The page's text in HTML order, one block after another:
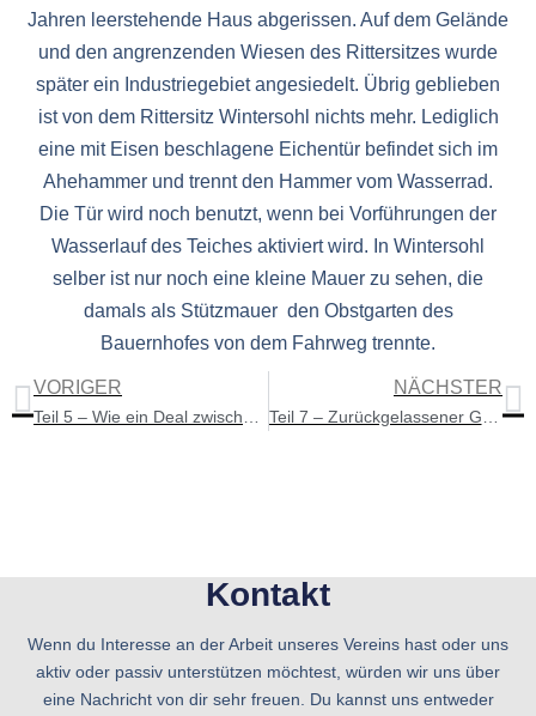
Jahren leerstehende Haus abgerissen. Auf dem Gelände
und den angrenzenden Wiesen des Rittersitzes wurde
später ein Industriegebiet angesiedelt. Übrig geblieben
ist von dem Rittersitz Wintersohl nichts mehr. Lediglich
eine mit Eisen beschlagene Eichentür befindet sich im
Ahehammer und trennt den Hammer vom Wasserrad.
Die Tür wird noch benutzt, wenn bei Vorführungen der
Wasserlauf des Teiches aktiviert wird. In Wintersohl
selber ist nur noch eine kleine Mauer zu sehen, die
damals als Stützmauer den Obstgarten des
Bauernhofes von dem Fahrweg trennte.
VORIGER
Teil 5 – Wie ein Deal zwischen den beiden Kirchen eine alte Glocke rettete
NÄCHSTER
Teil 7 – Zurückgelassener Güterzug durfte geplündert werden
Kontakt
Wenn du Interesse an der Arbeit unseres Vereins hast oder uns
aktiv oder passiv unterstützen möchtest, würden wir uns über
eine Nachricht von dir sehr freuen. Du kannst uns entweder